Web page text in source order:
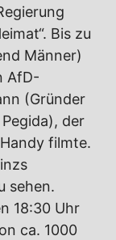
Bis zu
Männer)
AfD-
(Gründer
der
filmte.
sehen.
18:30 Uhr
ca. 1000